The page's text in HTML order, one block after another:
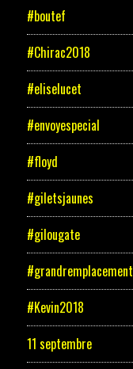
#boutef
#Chirac2018
#eliselucet
#envoyespecial
#floyd
#giletsjaunes
#gilougate
#grandremplacement
#Kevin2018
11 septembre